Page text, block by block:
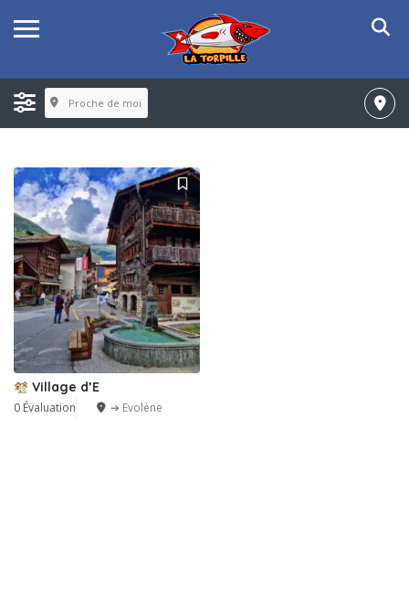
Proche de moi
Village d’E
0 Évaluation ➔ Evolène